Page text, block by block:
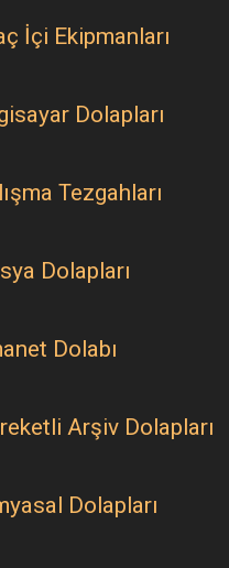
İçi Ekipmanları
Dolapları
Tezgahları
Dolapları
Dolabı
Arşiv Dolapları
Dolapları